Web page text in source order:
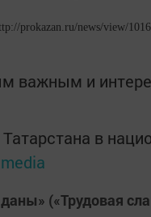
prokazan.ru/news/view/
важным и
Татарстана в
(«Трудовая